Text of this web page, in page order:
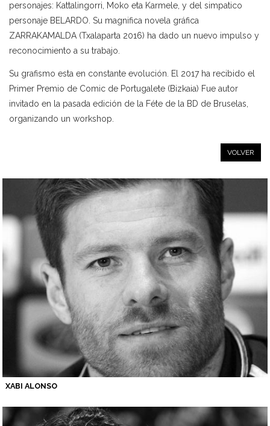
personajes: Kattalingorri, Moko eta Karmele, y del simpatico
personaje BELARDO. Su magnifica novela gráfica
ZARRAKAMALDA (Txalaparta 2016) ha dado un nuevo impulso y
reconocimiento a su trabajo.
Su grafismo esta en constante evolución. El 2017 ha recibido el
Primer Premio de Comic de Portugalete (Bizkaia) Fue autor
invitado en la pasada edición de la Féte de la BD de Bruselas,
organizando un workshop.
VOLVER
XABI ALONSO